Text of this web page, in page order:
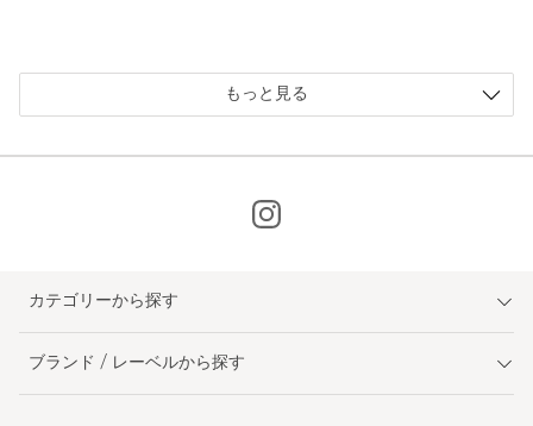
もっと見る
カテゴリーから探す
ブランド / レーベルから探す